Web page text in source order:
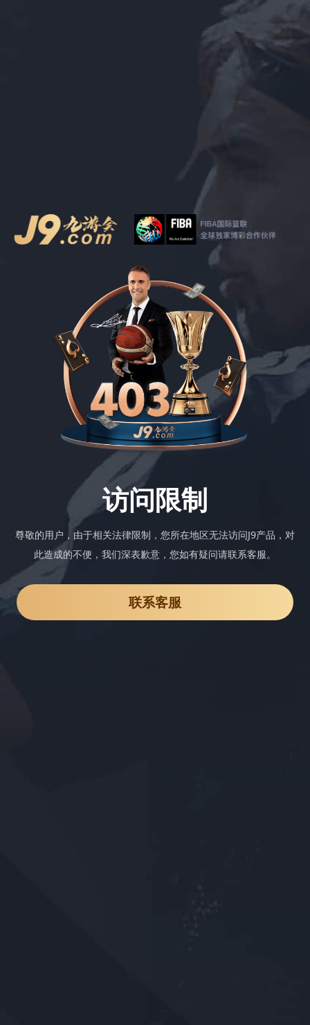
访问限制
尊敬的用户，由于相关法律限制，您所在地区无法访问J9产品，对
此造成的不便，我们深表歉意，您如有疑问请联系客服。
联系客服